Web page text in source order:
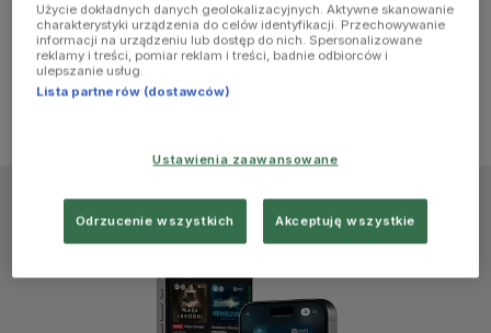
more
information)
Użycie dokładnych danych geolokalizacyjnych. Aktywne skanowanie
charakterystyki urządzenia do celów identyfikacji. Przechowywanie
informacji na urządzeniu lub dostęp do nich. Spersonalizowane
reklamy i treści, pomiar reklam i treści, badnie odbiorców i
ulepszanie usług.
Lista partnerów (dostawców)
Ustawienia zaawansowane
Odrzucenie wszystkich Akceptuję wszystkie